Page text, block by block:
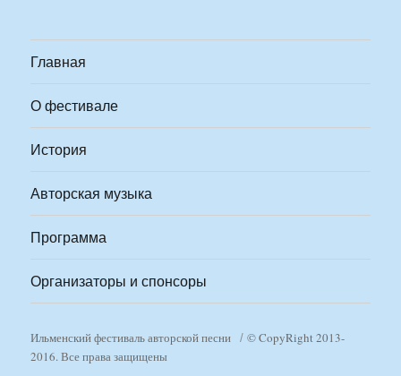
Главная
О фестивале
История
Авторская музыка
Программа
Организаторы и спонсоры
Ильменский фестиваль авторской песни
© CopyRight 2013-
2016. Все права защищены